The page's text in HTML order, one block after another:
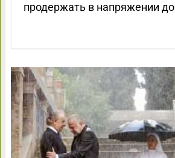
продержать в напряжении